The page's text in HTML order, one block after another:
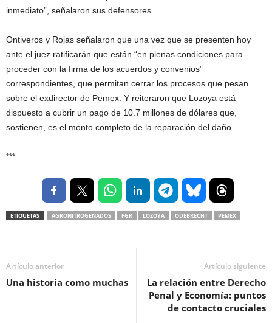
inmediato”, señalaron sus defensores.
Ontiveros y Rojas señalaron que una vez que se presenten hoy
ante el juez ratificarán que están “en plenas condiciones para
proceder con la firma de los acuerdos y convenios”
correspondientes, que permitan cerrar los procesos que pesan
sobre el exdirector de Pemex. Y reiteraron que Lozoya está
dispuesto a cubrir un pago de 10.7 millones de dólares que,
sostienen, es el monto completo de la reparación del daño.
***
ETIQUETAS AGRONITROGENADOS FGR LOZOYA ODEBRECHT PEMEX
Artículo anterior
Una historia como muchas
Artículo siguiente
La relación entre Derecho
Penal y Economía: puntos
de contacto cruciales